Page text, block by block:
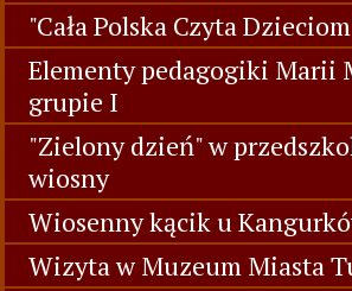
"Cała Polska Czyta
Elementy pedagogiki Marii
grupie I
"Zielony dzień" w
wiosny
Wiosenny kącik u
Wizyta w Muzeum Miasta